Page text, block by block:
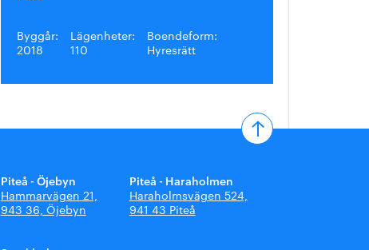
Byggår:
2018
Lägenheter:
110
Boendeform:
Hyresrätt
Piteå - Öjebyn
Hammarvägen 21,
943 36, Öjebyn
Piteå - Haraholmen
Haraholmsvägen 524,
941 43 Piteå